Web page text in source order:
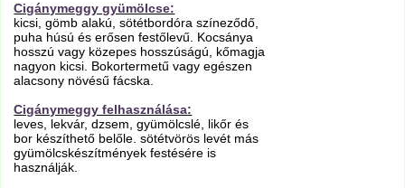
Cigánymeggy gyümölcse:
kicsi, gömb alakú, sötétbordóra színeződő,
puha húsú és erősen festőlevű. Kocsánya
hosszú vagy közepes hosszúságú, kőmagja
nagyon kicsi. Bokortermetű vagy egészen
alacsony növésű fácska.
Cigánymeggy felhasználása:
leves, lekvár, dzsem, gyümölcslé, likőr és
bor készíthető belőle. sötétvörös levét más
gyümölcskészítmények festésére is
használják.